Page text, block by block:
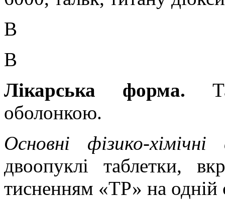
В
В
Лікарська форма.
оболонкою.
Основні фізико-хімічні
двоопуклі таблетки,
тисненням «ТР» на одній